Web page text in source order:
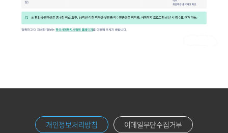
개인정보처리방침 이메일무단수집거부